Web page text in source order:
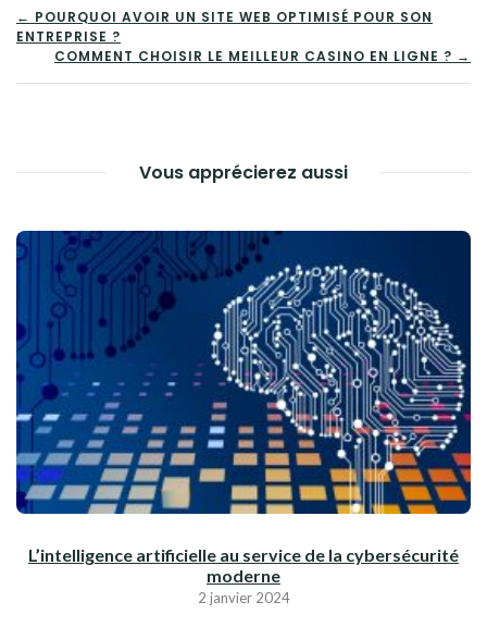
NAVIGATION
DE
← POURQUOI AVOIR UN SITE WEB OPTIMISÉ POUR SON
ENTREPRISE ?
COMMENT CHOISIR LE MEILLEUR CASINO EN LIGNE ? →
Vous apprécierez aussi
L’intelligence artificielle au service de la cybersécurité
moderne
2 janvier 2024